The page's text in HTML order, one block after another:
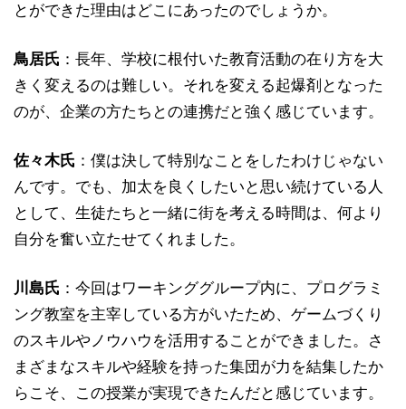
とができた理由はどこにあったのでしょうか。
鳥居氏 ：長年、学校に根付いた教育活動の在り方を大
きく変えるのは難しい。それを変える起爆剤となった
のが、企業の方たちとの連携だと強く感じています。
佐々木氏 ：僕は決して特別なことをしたわけじゃない
んです。でも、加太を良くしたいと思い続けている人
として、生徒たちと一緒に街を考える時間は、何より
自分を奮い立たせてくれました。
川島氏 ：今回はワーキンググループ内に、プログラミ
ング教室を主宰している方がいたため、ゲームづくり
のスキルやノウハウを活用することができました。さ
まざまなスキルや経験を持った集団が力を結集したか
らこそ、この授業が実現できたんだと感じています。